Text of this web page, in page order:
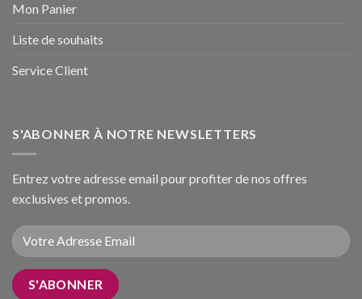
Mon Panier
Liste de souhaits
Service Client
S'ABONNER À NOTRE NEWSLETTERS
Entrez votre adresse email pour profiter de nos offres
exclusives et promos.